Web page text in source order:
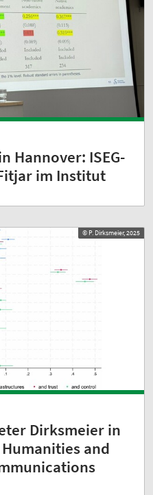
Hannover: ISEG-
im Institut
© P. Dirksmeier, 2025
Dirksmeier in
and